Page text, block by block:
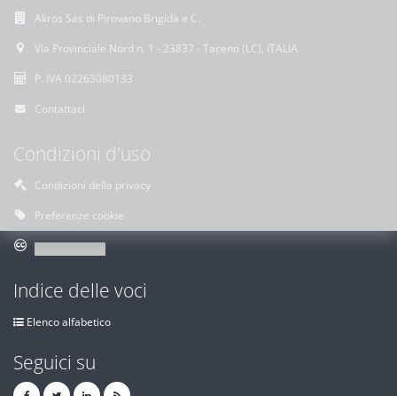
Akros Sas di Pirovano Brigida e C.
Via Provinciale Nord n. 1 - 23837 - Taceno (LC), ITALIA
P. IVA 02263080133
Contattaci
Condizioni d'uso
Condizioni della privacy
Preferenze cookie
Indice delle voci
Elenco alfabetico
Seguici su